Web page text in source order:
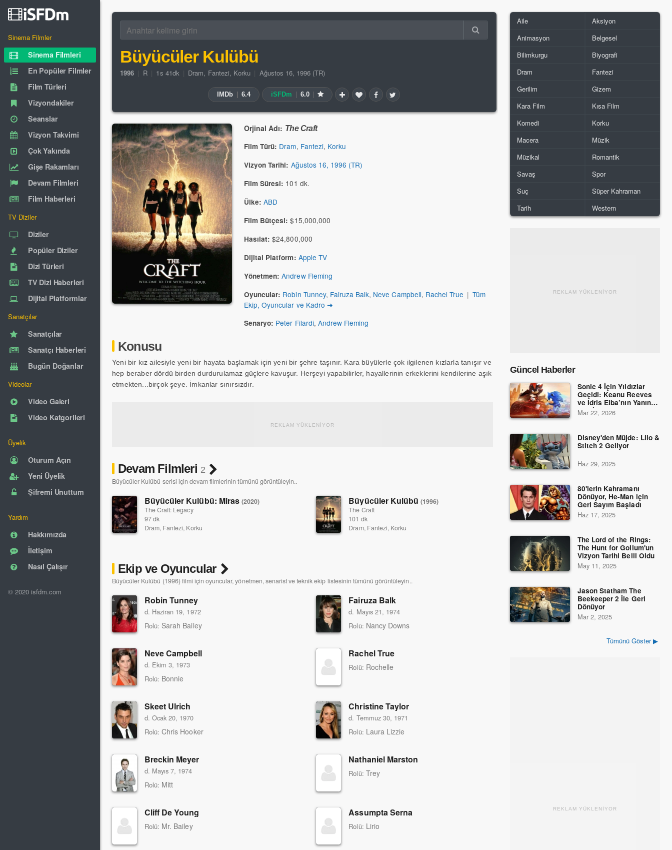
Sinema Filmler
Sinema Filmleri
En Popüler Filmler
Film Türleri
Vizyondakiler
Seanslar
Vizyon Takvimi
Çok Yakında
Gişe Rakamları
Devam Filmleri
Film Haberleri
TV Diziler
Diziler
Popüler Diziler
Dizi Türleri
TV Dizi Haberleri
Dijital Platformlar
Sanatçılar
Sanatçılar
Sanatçı Haberleri
Bugün Doğanlar
Videolar
Video Galeri
Video Katgorileri
Üyelik
Oturum Açın
Yeni Üyelik
Şifremi Unuttum
Yardım
Hakkımızda
İletişim
Nasıl Çalışır
© 2020 isfdm.com
Büyücüler Kulübü
1996 R 1s 41dk Dram, Fantezi, Korku Ağustos 16, 1996 (TR)
IMDb 6.4 iSFDm 6.0
Orjinal Adı: The Craft
Film Türü: Dram, Fantezi, Korku
Vizyon Tarihi: Ağustos 16, 1996 (TR)
Film Süresi: 101 dk.
Ülke: ABD
Film Bütçesi: $15,000,000
Hasılat: $24,800,000
Dijital Platform: Apple TV
Yönetmen: Andrew Fleming
Oyuncular: Robin Tunney, Fairuza Balk, Neve Campbell, Rachel True | Tüm
Ekip, Oyuncular ve Kadro ➔
Senaryo: Peter Filardi, Andrew Fleming
Konusu
Yeni bir kız ailesiyle yeni bir hayata başlamak için yeni bir şehre taşınır. Kara büyülerle çok ilgilenen kızlarla tanışır ve
hep beraber dördü birden durdurulamaz güçlere kavuşur. Herşeyi yapabilirler, hayallerinin erkeklerini kendilerine aşık
etmekten...birçok şeye. İmkanlar sınırsızdır.
REKLAM YÜKLENİYOR
Devam Filmleri 2
Büyücüler Kulübü serisi için devam filmlerinin tümünü görüntüleyin..
Büyücüler Kulübü: Miras (2020)
The Craft: Legacy
97 dk
Dram, Fantezi, Korku
Büyücüler Kulübü(1996)
The Craft
101 dk
Dram, Fantezi, Korku
Ekip ve Oyuncular
Büyücüler Kulübü (1996) filmi için oyuncular, yönetmen, senarist ve teknik ekip listesinin tümünü görüntüleyin..
Robin Tunney
d. Haziran 19, 1972
Rolü: Sarah Bailey
Fairuza Balk
d. Mayıs 21, 1974
Rolü: Nancy Downs
Neve Campbell
d. Ekim 3, 1973
Rolü: Bonnie
Rachel True
Rolü: Rochelle
Skeet Ulrich
d. Ocak 20, 1970
Rolü: Chris Hooker
Christine Taylor
d. Temmuz 30, 1971
Rolü: Laura Lizzie
Breckin Meyer
d. Mayıs 7, 1974
Rolü: Mitt
Nathaniel Marston
Rolü: Trey
Cliff De Young
Rolü: Mr. Bailey
Assumpta Serna
Rolü: Lirio
Aile
Aksiyon
Animasyon
Belgesel
Bilimkurgu
Biyografi
Dram
Fantezi
Gerilim
Gizem
Kara Film
Kısa Film
Komedi
Korku
Macera
Müzik
Müzikal
Romantik
Savaş
Spor
Suç
Süper Kahraman
Tarih
Western
REKLAM YÜKLENİYOR
Güncel Haberler
Sonic 4 İçin Yıldızlar
Geçidi: Keanu Reeves
ve Idris Elba’nın Yanına
Dev İsimler Katıldı!
Mar 22, 2026
Disney'den Müjde: Lilo &
Stitch 2 Geliyor
Haz 29, 2025
80'lerin Kahramanı
Dönüyor, He-Man için
Geri Sayım Başladı
Haz 17, 2025
The Lord of the Rings:
The Hunt for Gollum'un
Vizyon Tarihi Belli Oldu
May 11, 2025
Jason Statham The
Beekeeper 2 İle Geri
Dönüyor
Mar 2, 2025
Tümünü Göster ▶
REKLAM YÜKLENİYOR